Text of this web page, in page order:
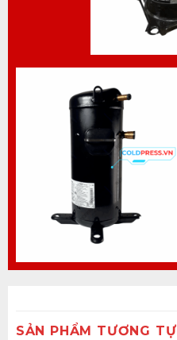
SẢN PHẨM TƯƠNG TỰ